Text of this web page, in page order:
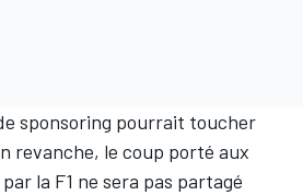
sponsoring pourrait toucher
revanche, le coup porté aux
la F1 ne sera pas partagé